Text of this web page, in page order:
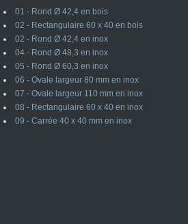
01 - Rond Ø 42,4 en bois
02 - Rectangulaire 60 x 40 en bois
02 - Rond Ø 42,4 en inox
04 - Rond Ø 48,3 en inox
05 - Rond Ø 60,3 en inox
06 - Ovale largeur 80 mm en inox
07 - Ovale largeur 110 mm en inox
08 - Rectangulaire 60 x 40 en inox
09 - Carrée 40 x 40 mm en inox